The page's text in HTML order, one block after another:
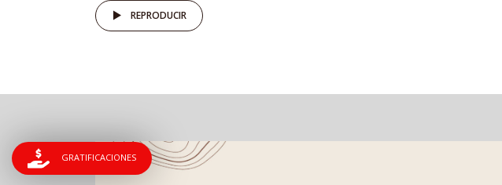
REPRODUCIR
GRATIFICACIONES